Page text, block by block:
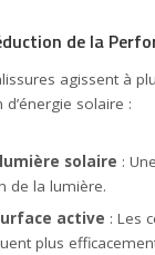
de la
agissent à
solaire :
solaire :
de la lumière.
active : Les
plus